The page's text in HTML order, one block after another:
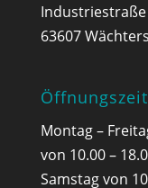
Industriestraße
63607
Montag –
von 10.00 –
Samstag von